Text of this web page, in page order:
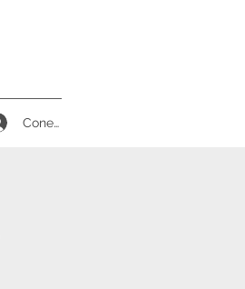
Conectează-te